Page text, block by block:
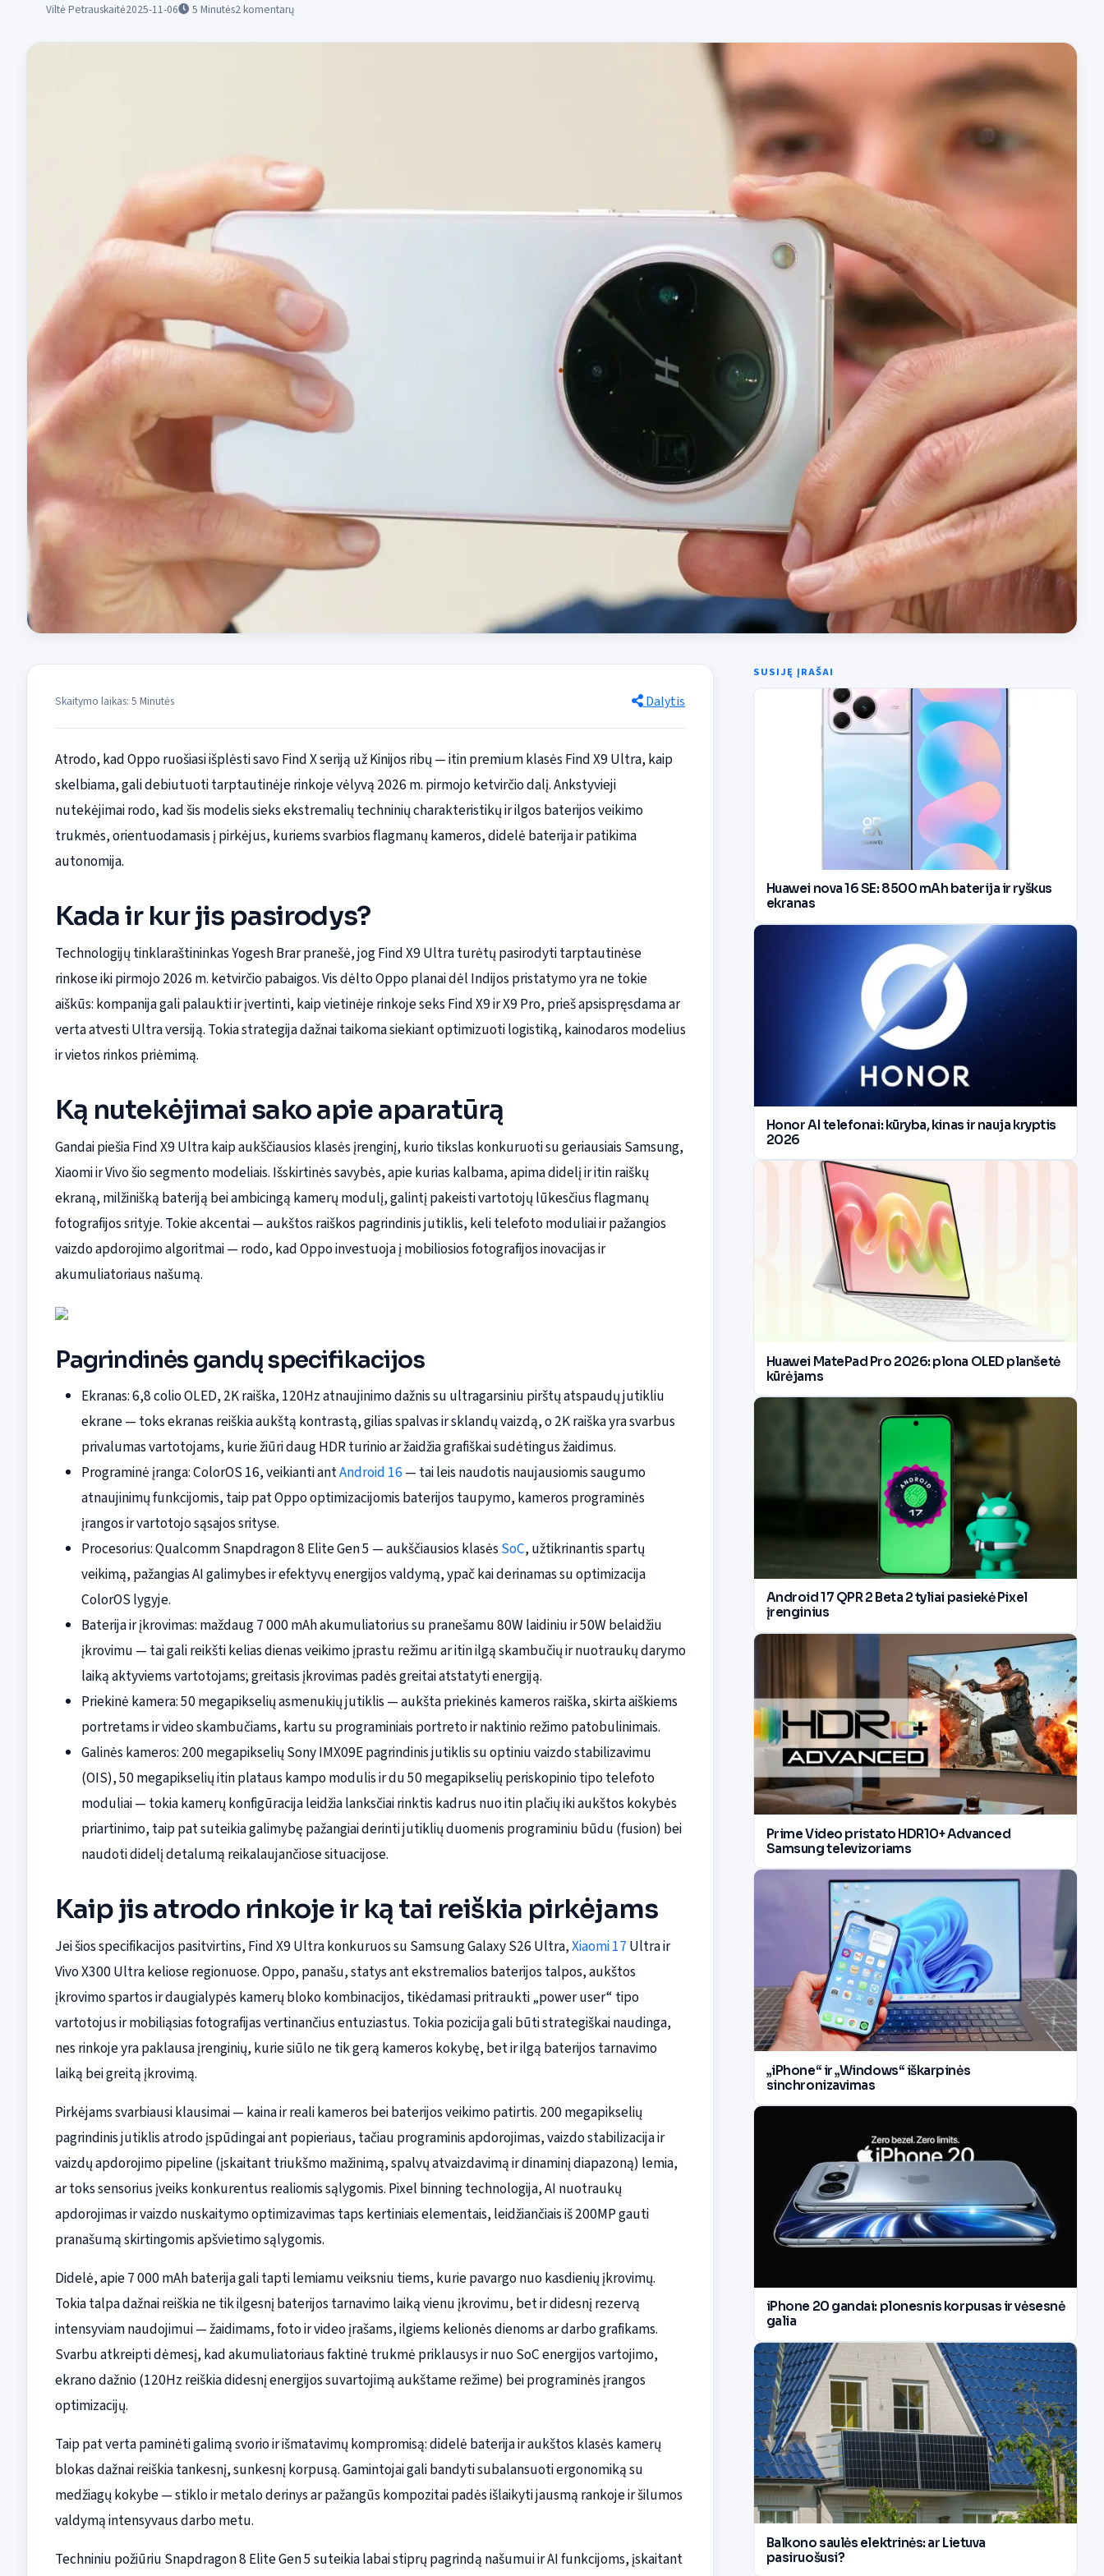
Viltė Petrauskaitė2025-11-06 5 Minutės2 komentarų
Skaitymo laikas: 5 Minutės Dalytis
Atrodo, kad Oppo ruošiasi išplėsti savo Find X seriją už Kinijos ribų — itin premium klasės Find X9 Ultra, kaip
skelbiama, gali debiutuoti tarptautinėje rinkoje vėlyvą 2026 m. pirmojo ketvirčio dalį. Ankstyvieji
nutekėjimai rodo, kad šis modelis sieks ekstremalių techninių charakteristikų ir ilgos baterijos veikimo
trukmės, orientuodamasis į pirkėjus, kuriems svarbios flagmanų kameros, didelė baterija ir patikima
autonomija.
Kada ir kur jis pasirodys?
Technologijų tinklaraštininkas Yogesh Brar pranešė, jog Find X9 Ultra turėtų pasirodyti tarptautinėse
rinkose iki pirmojo 2026 m. ketvirčio pabaigos. Vis dėlto Oppo planai dėl Indijos pristatymo yra ne tokie
aiškūs: kompanija gali palaukti ir įvertinti, kaip vietinėje rinkoje seks Find X9 ir X9 Pro, prieš apsispręsdama ar
verta atvesti Ultra versiją. Tokia strategija dažnai taikoma siekiant optimizuoti logistiką, kainodaros modelius
ir vietos rinkos priėmimą.
Ką nutekėjimai sako apie aparatūrą
Gandai piešia Find X9 Ultra kaip aukščiausios klasės įrenginį, kurio tikslas konkuruoti su geriausiais Samsung,
Xiaomi ir Vivo šio segmento modeliais. Išskirtinės savybės, apie kurias kalbama, apima didelį ir itin raiškų
ekraną, milžinišką bateriją bei ambicingą kamerų modulį, galintį pakeisti vartotojų lūkesčius flagmanų
fotografijos srityje. Tokie akcentai — aukštos raiškos pagrindinis jutiklis, keli telefoto moduliai ir pažangios
vaizdo apdorojimo algoritmai — rodo, kad Oppo investuoja į mobiliosios fotografijos inovacijas ir
akumuliatoriaus našumą.
Pagrindinės gandų specifikacijos
Ekranas: 6,8 colio OLED, 2K raiška, 120Hz atnaujinimo dažnis su ultragarsiniu pirštų atspaudų jutikliu
ekrane — toks ekranas reiškia aukštą kontrastą, gilias spalvas ir sklandų vaizdą, o 2K raiška yra svarbus
privalumas vartotojams, kurie žiūri daug HDR turinio ar žaidžia grafiškai sudėtingus žaidimus.
Programinė įranga: ColorOS 16, veikianti antAndroid 16— tai leis naudotis naujausiomis saugumo
atnaujinimų funkcijomis, taip pat Oppo optimizacijomis baterijos taupymo, kameros programinės
įrangos ir vartotojo sąsajos srityse.
Procesorius: Qualcomm Snapdragon 8 Elite Gen 5 — aukščiausios klasėsSoC, užtikrinantis spartų
veikimą, pažangias AI galimybes ir efektyvų energijos valdymą, ypač kai derinamas su optimizacija
ColorOS lygyje.
Baterija ir įkrovimas: maždaug 7 000 mAh akumuliatorius su pranešamu 80W laidiniu ir 50W belaidžiu
įkrovimu — tai gali reikšti kelias dienas veikimo įprastu režimu ar itin ilgą skambučių ir nuotraukų darymo
laiką aktyviems vartotojams; greitasis įkrovimas padės greitai atstatyti energiją.
Priekinė kamera: 50 megapikselių asmenukių jutiklis — aukšta priekinės kameros raiška, skirta aiškiems
portretams ir video skambučiams, kartu su programiniais portreto ir naktinio režimo patobulinimais.
Galinės kameros: 200 megapikselių Sony IMX09E pagrindinis jutiklis su optiniu vaizdo stabilizavimu
(OIS), 50 megapikselių itin plataus kampo modulis ir du 50 megapikselių periskopinio tipo telefoto
moduliai — tokia kamerų konfigūracija leidžia lanksčiai rinktis kadrus nuo itin plačių iki aukštos kokybės
priartinimo, taip pat suteikia galimybę pažangiai derinti jutiklių duomenis programiniu būdu (fusion) bei
naudoti didelį detalumą reikalaujančiose situacijose.
Kaip jis atrodo rinkoje ir ką tai reiškia pirkėjams
Jei šios specifikacijos pasitvirtins, Find X9 Ultra konkuruos su Samsung Galaxy S26 Ultra,Xiaomi 17 Ultra ir
Vivo X300 Ultra keliose regionuose. Oppo, panašu, statys ant ekstremalios baterijos talpos, aukštos
įkrovimo spartos ir daugialypės kamerų bloko kombinacijos, tikėdamasi pritraukti „power user“ tipo
vartotojus ir mobiliąsias fotografijas vertinančius entuziastus. Tokia pozicija gali būti strategiškai naudinga,
nes rinkoje yra paklausa įrenginių, kurie siūlo ne tik gerą kameros kokybę, bet ir ilgą baterijos tarnavimo
laiką bei greitą įkrovimą.
Pirkėjams svarbiausi klausimai — kaina ir reali kameros bei baterijos veikimo patirtis. 200 megapikselių
pagrindinis jutiklis atrodo įspūdingai ant popieriaus, tačiau programinis apdorojimas, vaizdo stabilizacija ir
vaizdų apdorojimo pipeline (įskaitant triukšmo mažinimą, spalvų atvaizdavimą ir dinaminį diapazoną) lemia,
ar toks sensorius įveiks konkurentus realiomis sąlygomis. Pixel binning technologija, AI nuotraukų
apdorojimas ir vaizdo nuskaitymo optimizavimas taps kertiniais elementais, leidžiančiais iš 200MP gauti
pranašumą skirtingomis apšvietimo sąlygomis.
Didelė, apie 7 000 mAh baterija gali tapti lemiamu veiksniu tiems, kurie pavargo nuo kasdienių įkrovimų.
Tokia talpa dažnai reiškia ne tik ilgesnį baterijos tarnavimo laiką vienu įkrovimu, bet ir didesnį rezervą
intensyviam naudojimui — žaidimams, foto ir video įrašams, ilgiems kelionės dienoms ar darbo grafikams.
Svarbu atkreipti dėmesį, kad akumuliatoriaus faktinė trukmė priklausys ir nuo SoC energijos vartojimo,
ekrano dažnio (120Hz reiškia didesnį energijos suvartojimą aukštame režime) bei programinės įrangos
optimizacijų.
Taip pat verta paminėti galimą svorio ir išmatavimų kompromisą: didelė baterija ir aukštos klasės kamerų
blokas dažnai reiškia tankesnį, sunkesnį korpusą. Gamintojai gali bandyti subalansuoti ergonomiką su
medžiagų kokybe — stiklo ir metalo derinys ar pažangūs kompozitai padės išlaikyti jausmą rankoje ir šilumos
valdymą intensyvaus darbo metu.
Techniniu požiūriu Snapdragon 8 Elite Gen 5 suteikia labai stiprų pagrindą našumui ir AI funkcijoms, įskaitant
SUSIJĘ ĮRAŠAI
Huawei nova 16 SE: 8500 mAh baterija ir ryškus
ekranas
Honor AI telefonai: kūryba, kinas ir nauja kryptis
2026
Huawei MatePad Pro 2026: plona OLED planšetė
kūrėjams
Android 17 QPR 2 Beta 2 tyliai pasiekė Pixel
įrenginius
Prime Video pristato HDR10+ Advanced
Samsung televizoriams
„iPhone“ ir „Windows“ iškarpinės
sinchronizavimas
iPhone 20 gandai: plonesnis korpusas ir vėsesnė
galia
Balkono saulės elektrinės: ar Lietuva
pasiruošusi?